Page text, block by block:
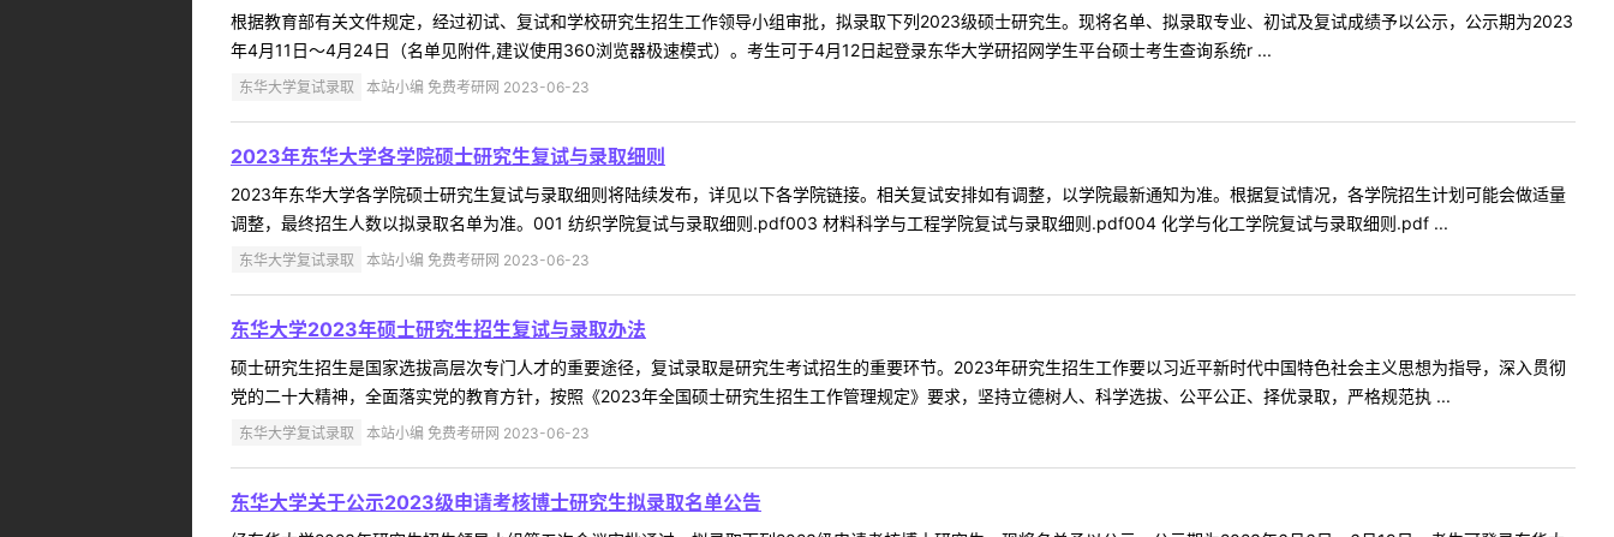
根据教育部有关文件规定，经过初试、复试和学校研究生招生工作领导小组审批，拟录取下列2023级硕士研究生。现将名单、拟录取专业、初试及复试成绩予以公示，公示期为2023
年4月11日～4月24日（名单见附件,建议使用360浏览器极速模式）。考生可于4月12日起登录东华大学研招网学生平台硕士考生查询系统r ...
东华大学复试录取 本站小编 免费考研网 2023-06-23
2023年东华大学各学院硕士研究生复试与录取细则
2023年东华大学各学院硕士研究生复试与录取细则将陆续发布，详见以下各学院链接。相关复试安排如有调整，以学院最新通知为准。根据复试情况，各学院招生计划可能会做适量
调整，最终招生人数以拟录取名单为准。001 纺织学院复试与录取细则.pdf003 材料科学与工程学院复试与录取细则.pdf004 化学与化工学院复试与录取细则.pdf ...
东华大学复试录取 本站小编 免费考研网 2023-06-23
东华大学2023年硕士研究生招生复试与录取办法
硕士研究生招生是国家选拔高层次专门人才的重要途径，复试录取是研究生考试招生的重要环节。2023年研究生招生工作要以习近平新时代中国特色社会主义思想为指导，深入贯彻
党的二十大精神，全面落实党的教育方针，按照《2023年全国硕士研究生招生工作管理规定》要求，坚持立德树人、科学选拔、公平公正、择优录取，严格规范执 ...
东华大学复试录取 本站小编 免费考研网 2023-06-23
东华大学关于公示2023级申请考核博士研究生拟录取名单公告